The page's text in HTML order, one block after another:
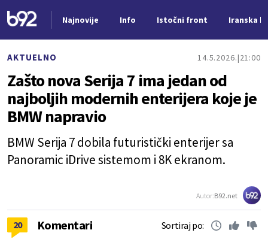
Najnovije Info Istočni front Iranska
AKTUELNO 14.5.2026. 21:00
Zašto nova Serija 7 ima jedan od
najboljih modernih enterijera koje je
BMW napravio
BMW Serija 7 dobila futuristički enterijer sa
Panoramic iDrive sistemom i 8K ekranom.
Autor:B92.net
20 Komentari Sortiraj po: